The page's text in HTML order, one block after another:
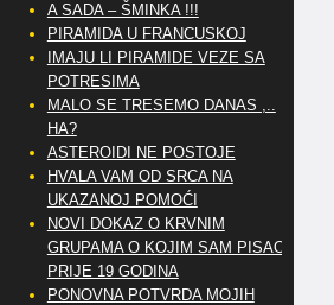
A SADA – ŠMINKA !!!
PIRAMIDA U FRANCUSKOJ
IMAJU LI PIRAMIDE VEZE SA
POTRESIMA
MALO SE TRESEMO DANAS ,..
HA?
ASTEROIDI NE POSTOJE
HVALA VAM OD SRCA NA
UKAZANOJ POMOĆI
NOVI DOKAZ O KRVNIM
GRUPAMA O KOJIM SAM PISAO
PRIJE 19 GODINA
PONOVNA POTVRDA MOJIH